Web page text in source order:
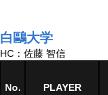
白鷗大学
HC：佐藤 智信
No. PLAYER